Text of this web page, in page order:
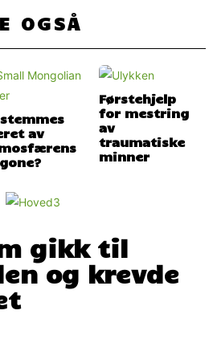
OGSÅ
av
Førstehjelp
for mestring
av
traumatiske
minner
gikk til
og krevde